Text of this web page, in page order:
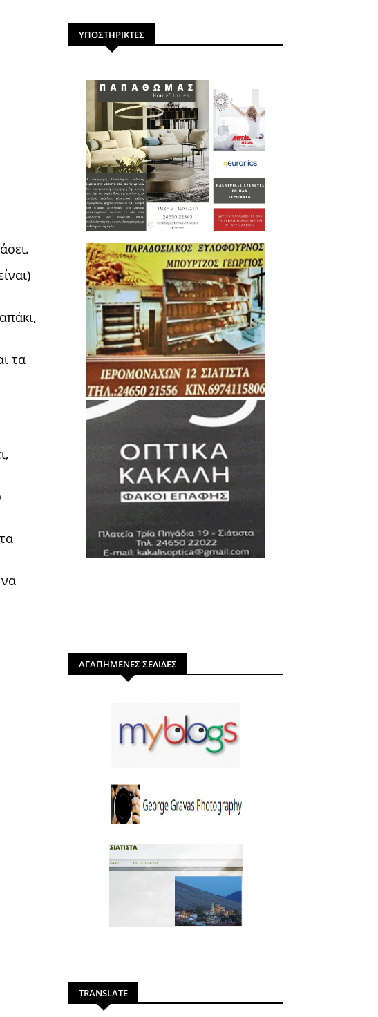
τα
ΥΠΟΣΤΗΡΙΚΤΕΣ
ΑΓΑΠΗΜΕΝΕΣ ΣΕΛΙΔΕΣ
TRANSLATE